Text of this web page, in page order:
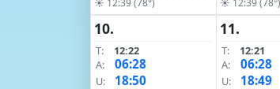
☀ 12:39 (78°) ☀ 12:39 (78°)
10.
T:
12:22
A:
06:28
U: 18:50
11.
T:
12:21
A:
06:28
U: 18:49